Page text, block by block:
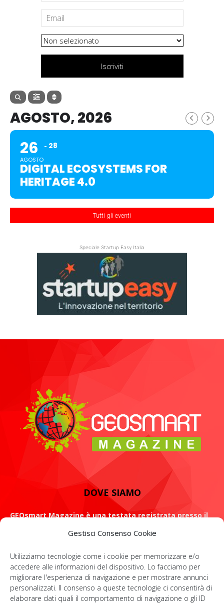
Gestisci Consenso Cookie
Utilizziamo tecnologie come i cookie per memorizzare e/o
accedere alle informazioni del dispositivo. Lo facciamo per
migliorare l'esperienza di navigazione e per mostrare annunci
personalizzati. Il consenso a queste tecnologie ci consentirà di
elaborare dati quali il comportamento di navigazione o gli ID
Iscriviti
AGOSTO, 2026
26
AGOSTO
28
DIGITAL ECOSYSTEMS FOR
HERITAGE 4.0
Tutti gli eventi
Speciale Startup Easy Italia
DOVE SIAMO
GEOsmart Magazine è una testata registrata presso il
ROMA: Via Casilina 98, 00182
Contattaci:info@geosmartmagazine.it